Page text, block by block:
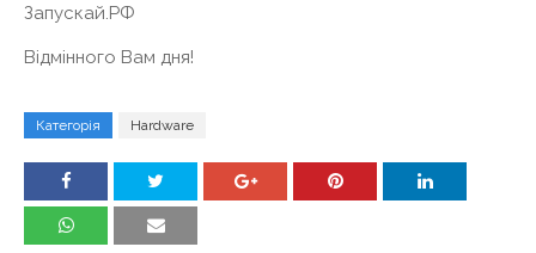
Запускай.РФ
Відмінного Вам дня!
Категорія Hardware